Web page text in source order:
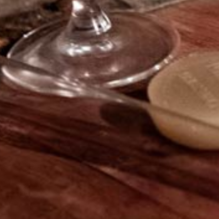
Chavignol.
INFOS CLES
CÉPAGE: Gamay
APPELLATION: Coteaux Bourguignons
COULEUR: Rouge
TÉLÉCHARGER LA FICHE
PRODUIT